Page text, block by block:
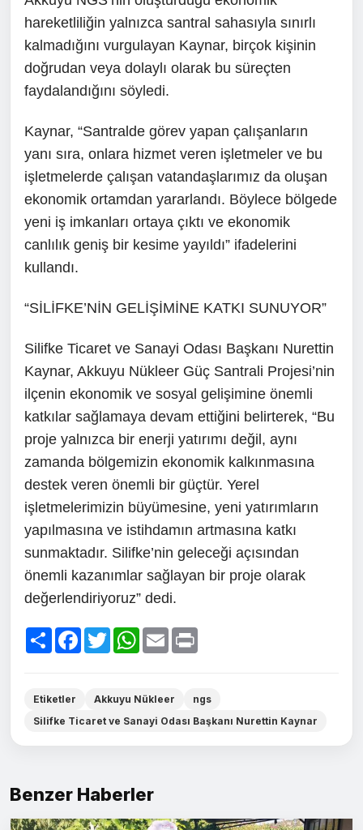
hareketliliğin yalnızca santral sahasıyla sınırlı
kalmadığını vurgulayan Kaynar, birçok kişinin
doğrudan veya dolaylı olarak bu süreçten
faydalandığını söyledi.
Kaynar, “Santralde görev yapan çalışanların
yanı sıra, onlara hizmet veren işletmeler ve bu
işletmelerde çalışan vatandaşlarımız da oluşan
ekonomik ortamdan yararlandı. Böylece bölgede
yeni iş imkanları ortaya çıktı ve ekonomik
canlılık geniş bir kesime yayıldı” ifadelerini
kullandı.
“SİLİFKE’NİN GELİŞİMİNE KATKI SUNUYOR”
Silifke Ticaret ve Sanayi Odası Başkanı Nurettin
Kaynar, Akkuyu Nükleer Güç Santrali Projesi’nin
ilçenin ekonomik ve sosyal gelişimine önemli
katkılar sağlamaya devam ettiğini belirterek, “Bu
proje yalnızca bir enerji yatırımı değil, aynı
zamanda bölgemizin ekonomik kalkınmasına
destek veren önemli bir güçtür. Yerel
işletmelerimizin büyümesine, yeni yatırımların
yapılmasına ve istihdamın artmasına katkı
sunmaktadır. Silifke’nin geleceği açısından
önemli kazanımlar sağlayan bir proje olarak
değerlendiriyoruz” dedi.
PaylaşFacebook
TwitterWhatsApp
Email
Etiketler Akkuyu Nükleer
ngs
Silifke Ticaret ve Sanayi Odası Başkanı Nurettin Kaynar
Benzer Haberler